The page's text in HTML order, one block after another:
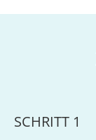
SCHRITT 1